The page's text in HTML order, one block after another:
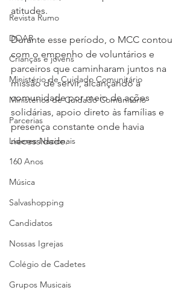
Revista Rumo
DOAR
Crianças e jovens
Ministério de Cuidado Comunitário
Ministérios de Cuidado Comunitário
Parcerias
Líderes Nacionais
160 Anos
Música
Salvashopping
Candidatos
Nossas Igrejas
Colégio de Cadetes
Grupos Musicais
atitudes.
Durante esse período, o MCC contou
com o empenho de voluntários e
parceiros que caminharam juntos na
missão de servir, alcançando a
comunidade por meio de ações
solidárias, apoio direto às famílias e
presença constante onde havia
necessidade.